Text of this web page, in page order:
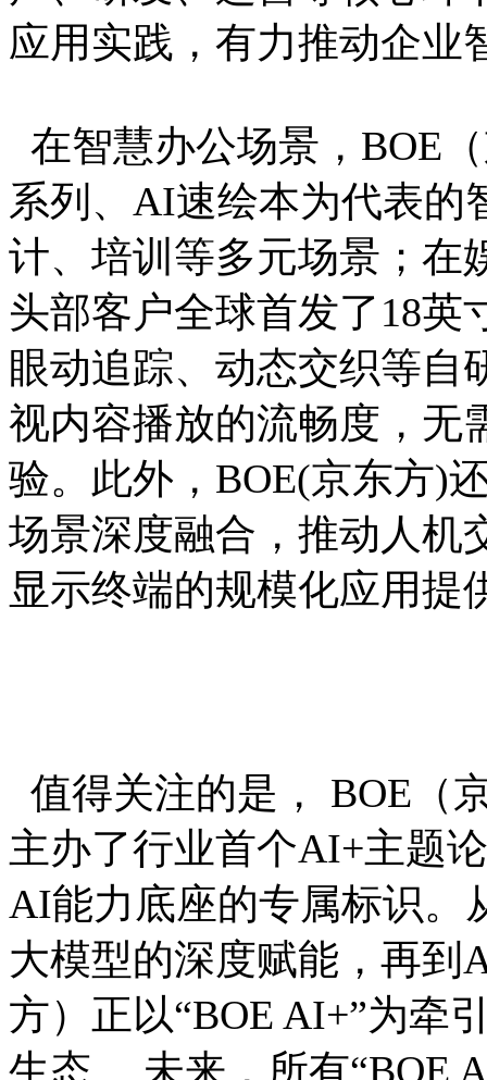
应用实践，有力推动企业
在智慧办公场景，BOE
系列、AI速绘本为代表的
计、培训等多元场景；在
头部客户全球首发了18英
眼动追踪、动态交织等自
视内容播放的流畅度，无
验。此外，BOE(京东方)
场景深度融合，推动人机
显示终端的规模化应用提
值得关注的是， BOE（
主办了行业首个AI+主题
AI能力底座的专属标识。
大模型的深度赋能，再到
方）正以“BOE AI+”为牵
生态。 未来，所有“BOE